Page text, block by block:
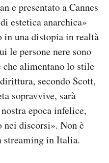
e presentato a Cannes
estetica anarchica»
in una distopia in realtà
le persone nere sono
alimentano lo stile
secondo Scott,
sopravvive, sarà
epoca infelice,
nei discorsi». Non è
streaming in Italia.